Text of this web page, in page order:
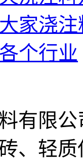
家浇
个行业
有限
、轻